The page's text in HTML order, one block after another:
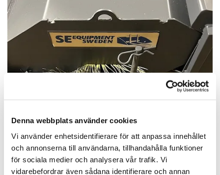
Denna webbplats använder cookies
Vi använder enhetsidentifierare för att anpassa innehållet
och annonserna till användarna, tillhandahålla funktioner
för sociala medier och analysera vår trafik. Vi
vidarebefordrar även sådana identifierare och annan